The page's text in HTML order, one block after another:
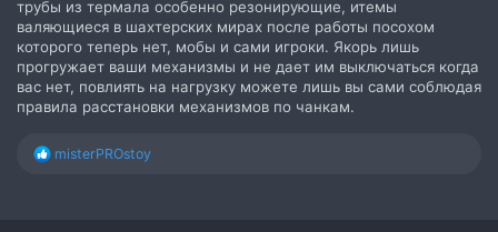
трубы из термала особенно резонирующие, итемы
валяющиеся в шахтерских мирах после работы посохом
которого теперь нет, мобы и сами игроки. Якорь лишь
прогружает ваши механизмы и не дает им выключаться когда
вас нет, повлиять на нагрузку можете лишь вы сами соблюдая
правила расстановки механизмов по чанкам.
Р
misterPROstoy